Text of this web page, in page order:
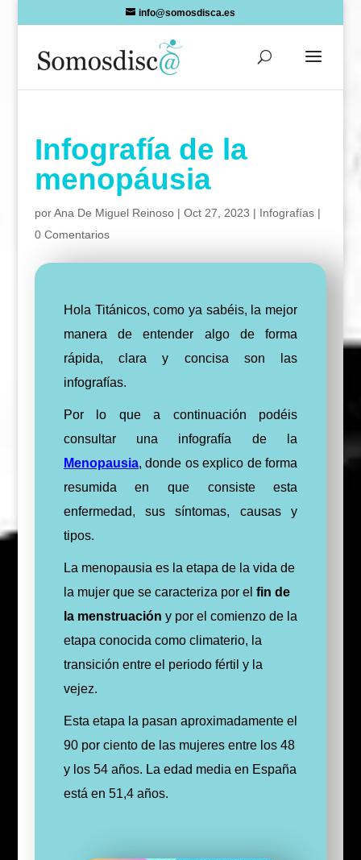
info@somosdisca.es
Infografía de la
menopáusia
porAna De Miguel Reinoso| Oct 27, 2023 | Infografías|
0 Comentarios
Hola Titánicos, como ya sabéis, la mejor
manera de entender algo de forma
rápida, clara y concisa son las
infografías.
Por lo que a continuación podéis
consultar una infografía de la
Menopausia, donde os explico de forma
resumida en que consiste esta
enfermedad, sus síntomas, causas y
tipos.
La menopausia es la etapa de la vida de
la mujer que se caracteriza por el fin de
la menstruación y por el comienzo de la
etapa conocida como climaterio, la
transición entre el periodo fértil y la
vejez.
Esta etapa la pasan aproximadamente el
90 por ciento de las mujeres entre los 48
y los 54 años. La edad media en España
está en 51,4 años.